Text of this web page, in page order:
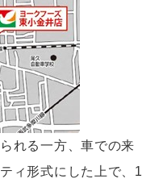
れる一方、車での来
ィ形式にした上で、1